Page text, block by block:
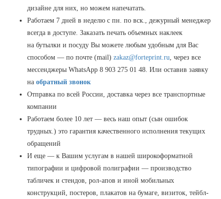
дизайне для них, но можем напечатать.
Работаем 7 дней в неделю с пн. по вск., дежурный менеджер
всегда в доступе. Заказать печать объемных наклеек
на бутылки и посуду Вы можете любым удобным для Вас
способом — по почте (mail) zakaz@forteprint.ru, через все
мессенджеры WhatsApp 8 903 275 01 48. Или оставив заявку
на обратный звонок
Отправка по всей России, доставка через все транспортные
компании
Работаем более 10 лет — весь наш опыт (сын ошибок
трудных.) это гарантия качественного исполнения текущих
обращений
И еще — к Вашим услугам в нашей широкоформатной
типографии и цифровой полиграфии — производство
табличек и стендов, рол-апов и иной мобильных
конструкций, постеров, плакатов на бумаге, визиток, тейбл-